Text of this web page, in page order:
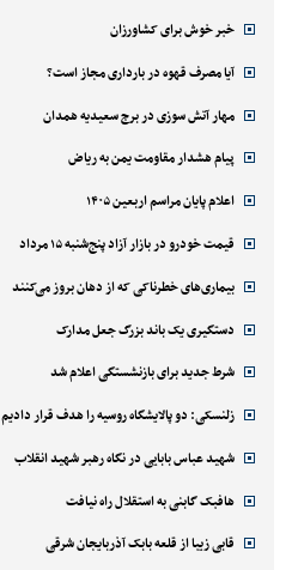
خبر خوش برای کشاورزان
آیا مصرف قهوه در بارداری مجاز است؟
مهار آتش سوزی در برج سعیدیه همدان
پیام هشدار مقاومت یمن به ریاض
اعلام پایان مراسم اربعین ۱۴۰۵
قیمت خودرو در بازار آزاد پنج‌شنبه ۱۵ مرداد
بیماری‌های خطرناکی که از دهان بروز می‌کنند
دستگیری یک باند بزرگ جعل مدارک
شرط جدید برای بازنشستگی اعلام شد
زلنسکی: دو پالایشگاه روسیه را هدف قرار دادیم
شهید عباس بابایی در نگاه رهبر شهید انقلاب
هافبک گابنی به استقلال راه نیافت
قابی زیبا از قلعه بابک آذربایجان شرقی